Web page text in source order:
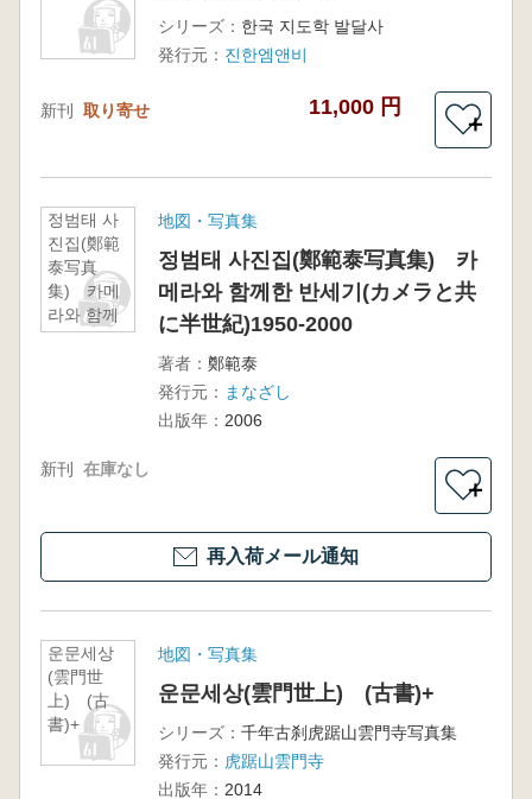
シリーズ： 한국 지도학 발달사
発行元： 진한엠앤비
新刊 取り寄せ 11,000 円
＋
정범태 사
진집(鄭範
泰写真
集) 카메
라와 함께
한 반세기
地図・写真集
정범태 사진집(鄭範泰写真集) 카
메라와 함께한 반세기(カメラと共
に半世紀)1950-2000
著者： 鄭範泰
発行元： まなざし
出版年： 2006
新刊 在庫なし
＋
再入荷メール通知
운문세상
(雲門世
上) (古
書)+
地図・写真集
운문세상(雲門世上) (古書)+
シリーズ： 千年古刹虎踞山雲門寺写真集
発行元： 虎踞山雲門寺
出版年： 2014